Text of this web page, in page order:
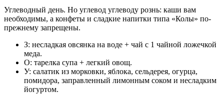
Углеводный день. Но углевод углеводу рознь: каши вам
необходимы, а конфеты и сладкие напитки типа «Колы» по-
прежнему запрещены.
З: несладкая овсянка на воде + чай с 1 чайной ложечкой
меда.
О: тарелка супа + легкий овощ.
У: салатик из морковки, яблока, сельдерея, огурца,
помидора, заправленный лимонным соком и несладким
йогуртом.